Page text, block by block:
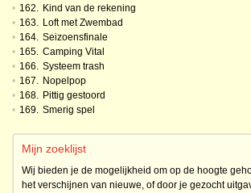
• 162. Kind van de rekening
• 163. Loft met Zwembad
• 164. Seizoensfinale
• 165. Camping Vital
• 166. Systeem trash
• 167. Nopelpop
• 168. Pittig gestoord
• 169. Smerig spel
Mijn zoeklijst
Wij bieden je de mogelijkheid om op de hoogte
het verschijnen van nieuwe, of door je gezocht